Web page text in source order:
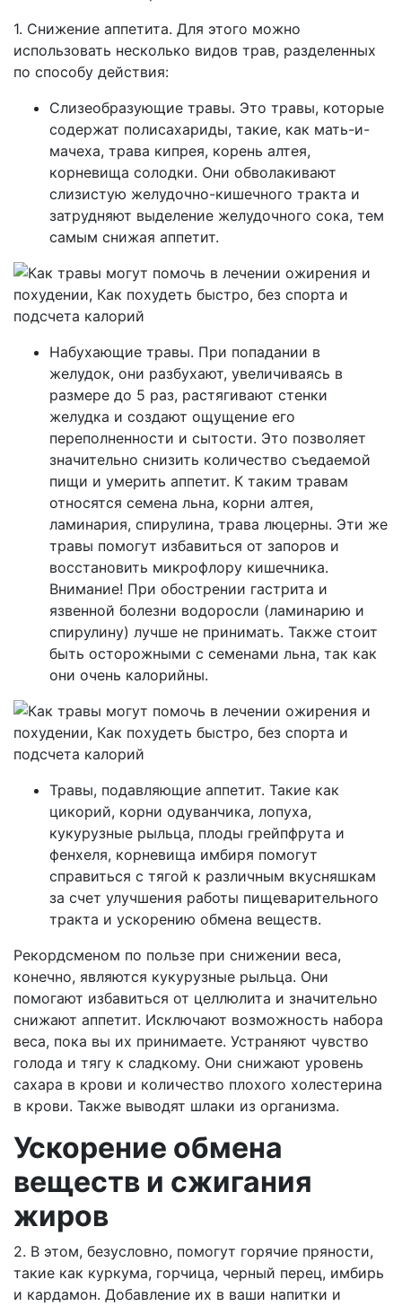
1. Снижение аппетита. Для этого можно
использовать несколько видов трав, разделенных
по способу действия:
Слизеобразующие травы. Это травы, которые
содержат полисахариды, такие, как мать-и-
мачеха, трава кипрея, корень алтея,
корневища солодки. Они обволакивают
слизистую желудочно-кишечного тракта и
затрудняют выделение желудочного сока, тем
самым снижая аппетит.
Набухающие травы. При попадании в
желудок, они разбухают, увеличиваясь в
размере до 5 раз, растягивают стенки
желудка и создают ощущение его
переполненности и сытости. Это позволяет
значительно снизить количество съедаемой
пищи и умерить аппетит. К таким травам
относятся семена льна, корни алтея,
ламинария, спирулина, трава люцерны. Эти же
травы помогут избавиться от запоров и
восстановить микрофлору кишечника.
Внимание! При обострении гастрита и
язвенной болезни водоросли (ламинарию и
спирулину) лучше не принимать. Также стоит
быть осторожными с семенами льна, так как
они очень калорийны.
Травы, подавляющие аппетит. Такие как
цикорий, корни одуванчика, лопуха,
кукурузные рыльца, плоды грейпфрута и
фенхеля, корневища имбиря помогут
справиться с тягой к различным вкусняшкам
за счет улучшения работы пищеварительного
тракта и ускорению обмена веществ.
Рекордсменом по пользе при снижении веса,
конечно, являются кукурузные рыльца. Они
помогают избавиться от целлюлита и значительно
снижают аппетит. Исключают возможность набора
веса, пока вы их принимаете. Устраняют чувство
голода и тягу к сладкому. Они снижают уровень
сахара в крови и количество плохого холестерина
в крови. Также выводят шлаки из организма.
Ускорение обмена
веществ и сжигания
жиров
2. В этом, безусловно, помогут горячие пряности,
такие как куркума, горчица, черный перец, имбирь
и кардамон. Добавление их в ваши напитки и